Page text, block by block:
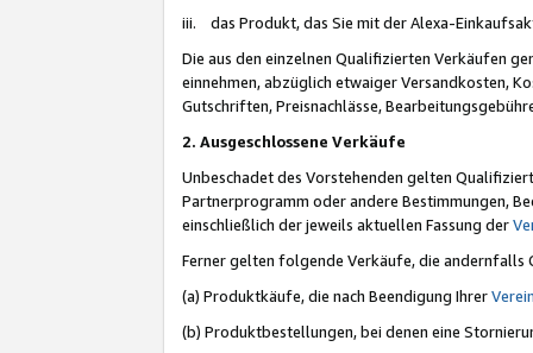
iii. das Produkt, das Sie mit der Alexa-
Die aus den einzelnen Qualifizierten Verkäufen
einnehmen, abzüglich etwaiger Versandkosten,
Gutschriften, Preisnachlässe,
2. Ausgeschlossene Verkäufe
Unbeschadet des Vorstehenden gelten
Partnerprogramm oder andere Bestimmungen,
einschließlich der jeweils aktuellen Fassung der
Ferner gelten folgende Verkäufe, die andernfalls
(a) Produktkäufe, die nach Beendigung Ihrer
(b) Produktbestellungen, bei denen eine